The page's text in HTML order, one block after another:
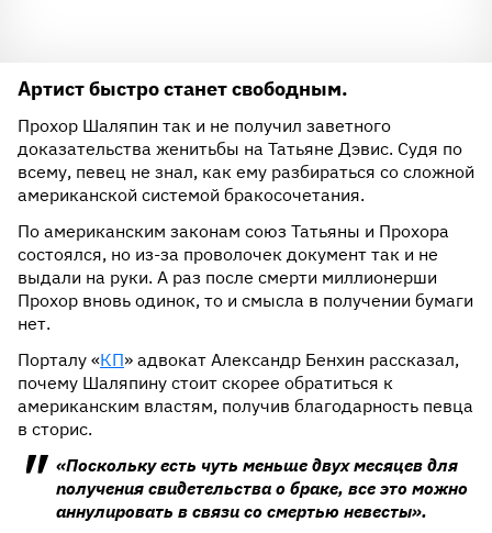
Артист быстро станет свободным.
Прохор Шаляпин так и не получил заветного
доказательства женитьбы на Татьяне Дэвис. Судя по
всему, певец не знал, как ему разбираться со сложной
американской системой бракосочетания.
По американским законам союз Татьяны и Прохора
состоялся, но из-за проволочек документ так и не
выдали на руки. А раз после смерти миллионерши
Прохор вновь одинок, то и смысла в получении бумаги
нет.
Порталу «КП» адвокат Александр Бенхин рассказал,
почему Шаляпину стоит скорее обратиться к
американским властям, получив благодарность певца
в сторис.
«Поскольку есть чуть меньше двух месяцев для
получения свидетельства о браке, все это можно
аннулировать в связи со смертью невесты».